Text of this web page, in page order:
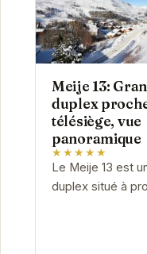
Meije 13:
duplex
télésiège, vue
panoramique
★★★★★
Le Meije 13 est
duplex situé à